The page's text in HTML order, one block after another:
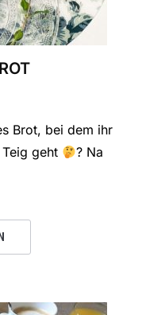
Brot, bei dem ihr
geht
? Na